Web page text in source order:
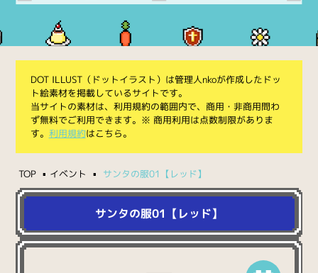
DOT ILLUST（ドットイラスト）は管理人nkoが作成したドッ
ト絵素材を掲載しているサイトです。
当サイトの素材は、利用規約の範囲内で、商用・非商用問わ
ず無料でご利用できます。※ 商用利用は点数制限がありま
す。 利用規約はこちら。
TOP イベント サンタの服01【レッド】
サンタの服01【レッド】